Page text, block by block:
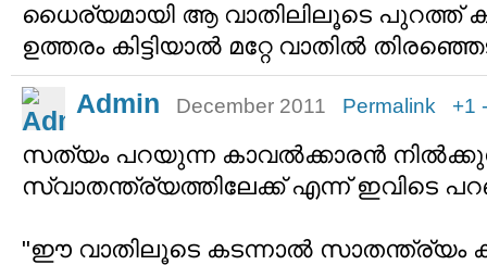
ധൈര്യമായി ആ വാതിലിലൂടെ പുറത്ത്
ഉത്തരം കിട്ടിയാല്‍ മറ്റേ വാതില്‍
Admin December 2011 Permalink +1
സത്യം പറയുന്ന കാവല്‍ക്കാരന്‍
സ്വാതന്ത്ര്യത്തിലേക്ക് എന്ന് ഇവിടെ
"ഈ വാതിലൂടെ കടന്നാല്‍ സാതന്ത്ര്യം